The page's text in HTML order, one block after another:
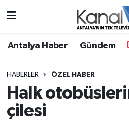
Antalya Haber Gündem
HABERLER ÖZEL HABER
Halk
çilesi
Antalya Haber
Dünya
Eğitim
Hava Durumu
Trafik Durumu
Süper Lig Puan Durumu